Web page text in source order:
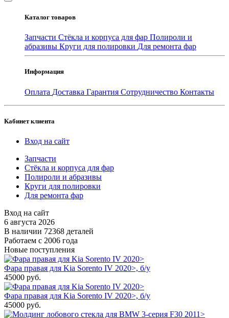
Каталог товаров
Запчасти Стёкла и корпуса для фар Полироли и
абразивы Круги для полировки Для ремонта фар
Информация
Оплата Доставка Гарантия Сотрудничество Контакты
Кабинет клиента
Вход на сайт
Запчасти
Стёкла и корпуса для фар
Полироли и абразивы
Круги для полировки
Для ремонта фар
Вход на сайт
6 августа 2026
В наличии 72368 деталей
Работаем с 2006 года
Новые поступления
Фара правая для Kia Sorento IV 2020>, б/у
45000 руб.
Фара правая для Kia Sorento IV 2020>, б/у
45000 руб.